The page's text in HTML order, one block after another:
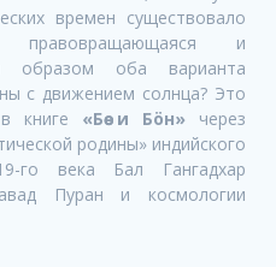
времен существовало
и
образом оба варианта
с движением солнца? Это
книге «Бөө и Бöн» через
родины» индийского
го века Бал Гангадхар
Пуран и космологии